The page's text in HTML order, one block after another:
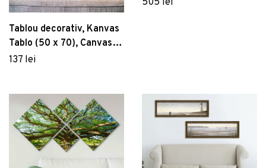
Tablou decorativ, Kanvas
Tablo (50 x 70), Canvas,
Lemn, Multicolor
137 lei